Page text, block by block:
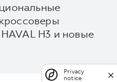
H3 и новые
Privacy
notice